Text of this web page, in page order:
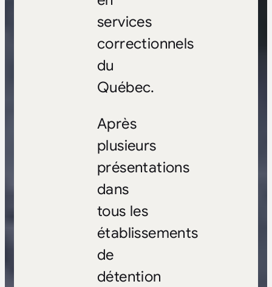
services
correctionnels
du
Québec.
Après
plusieurs
présentations
dans
tous les
établissements
de
détention